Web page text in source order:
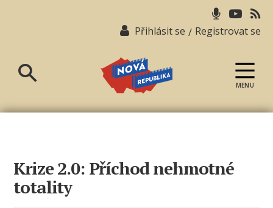
Přihlásit se / Registrovat se
republika
MENU
Krize 2.0: Příchod nehmotné
totality